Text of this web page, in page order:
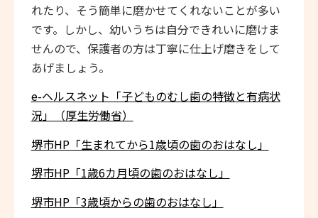
れたり、そう簡単に磨かせてくれないことが多い
です。しかし、幼いうちは自分できれいに磨けま
せんので、保護者の方は丁寧に仕上げ磨きをして
あげましょう。
e-ヘルスネット「子どものむし歯の特徴と有病状
況」（厚生労働省）
堺市HP「生まれてから1歳頃の歯のおはなし」
堺市HP「1歳6カ月頃の歯のおはなし」
堺市HP「3歳頃からの歯のおはなし」